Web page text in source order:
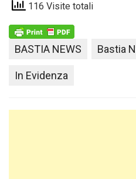
116 Visite totali
BASTIA NEWS Bastia
In Evidenza